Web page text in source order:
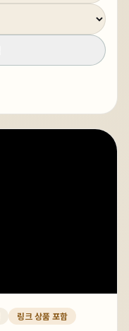
링크 상품 포함